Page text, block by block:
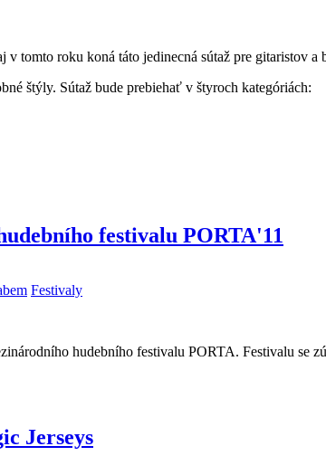
v tomto roku koná táto jedinecná sútaž pre gitaristov
štýly. Sútaž bude prebiehať v štyroch kategóriách:
festivalu PORTA'11
Festivaly
hudebního festivalu PORTA. Festivalu se
Jerseys